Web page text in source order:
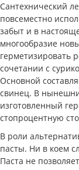
Сантехнический
повсеместно
забыт и в
многообразие
герметизировать
сочетании с
Основной
свинец. В
изготовленный
стопроцентную
В роли
пасты. Ни в коем
Паста не